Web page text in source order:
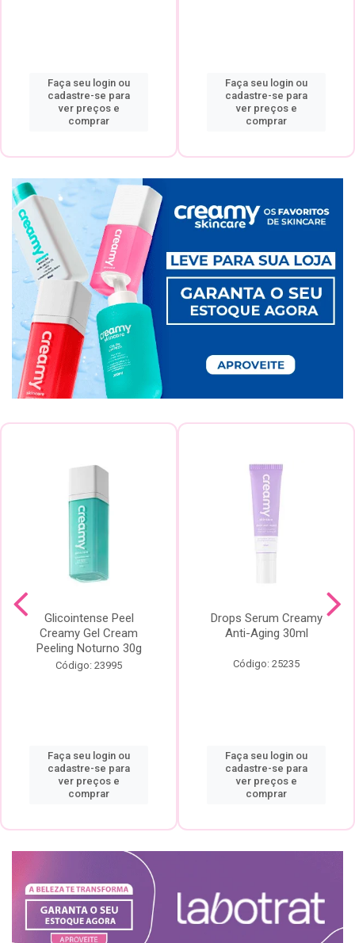
Faça seu login ou
cadastre-se para
ver preços e
comprar
Faça seu login ou
cadastre-se para
ver preços e
comprar
Glicointense Peel
Creamy Gel Cream
Peeling Noturno 30g
Código: 23995
Faça seu login ou
cadastre-se para
ver preços e
comprar
Drops Serum Creamy
Anti-Aging 30ml
Código: 25235
Faça seu login ou
cadastre-se para
ver preços e
comprar